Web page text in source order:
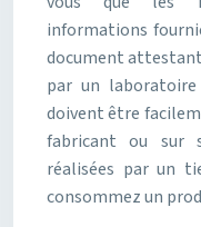
informations
document
par un laboratoire
doivent être
fabricant ou sur
réalisées par un
consommez un